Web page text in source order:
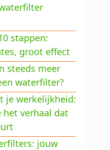
stappen:
groot effect
steeds meer
waterfilter?
je werkelijkheid:
het verhaal dat
jouw